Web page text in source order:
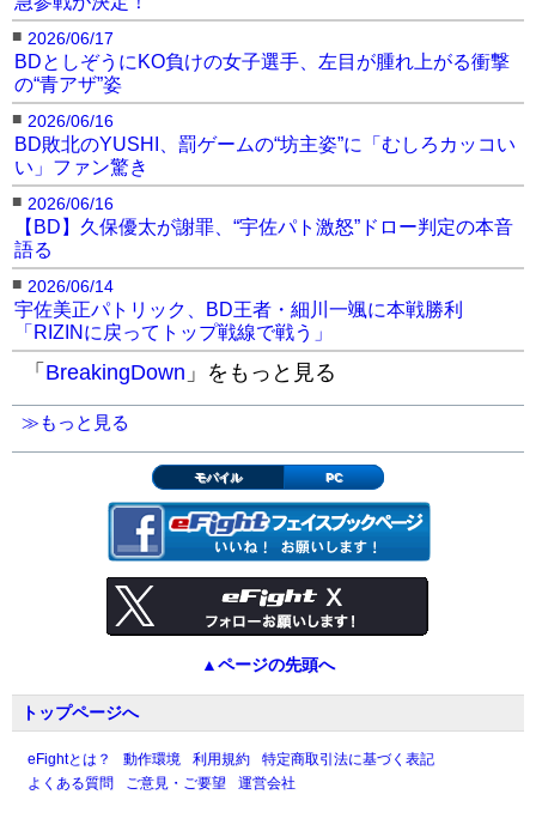
■ 2026/06/17
BDとしぞうにKO負けの女子選手、左目が腫れ上がる衝撃
の“青アザ”姿
■ 2026/06/16
BD敗北のYUSHI、罰ゲームの“坊主姿”に「むしろカッコい
い」ファン驚き
■ 2026/06/16
【BD】久保優太が謝罪、“宇佐パト激怒”ドロー判定の本音
語る
■ 2026/06/14
宇佐美正パトリック、BD王者・細川一颯に本戦勝利
「RIZINに戻ってトップ戦線で戦う」
「 BreakingDown 」をもっと見る
≫もっと見る
モバイル PC
▲ページの先頭へ
トップページへ
eFightとは？ 動作環境 利用規約
特定商取引法に基づく表記
よくある質問
ご意見・ご要望 運営会社